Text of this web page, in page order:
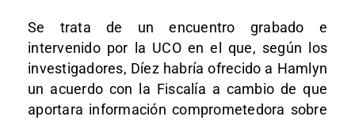
Se trata de un encuentro grabado e
intervenido por la UCO en el que, según los
investigadores, Díez habría ofrecido a Hamlyn
un acuerdo con la Fiscalía a cambio de que
aportara información comprometedora sobre